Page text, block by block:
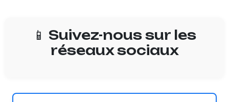
📱 Suivez-nous sur les
réseaux sociaux